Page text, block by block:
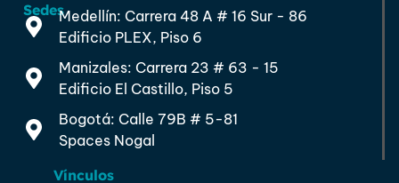
SedesMedellín: Carrera 48 A # 16 Sur - 86
Edificio PLEX, Piso 6
Manizales: Carrera 23 # 63 - 15
Edificio El Castillo, Piso 5
Bogotá: Calle 79B # 5-81
Spaces Nogal
Vínculos